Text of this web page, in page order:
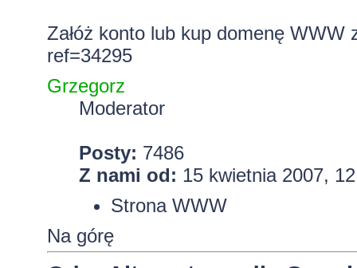
Załóż konto lub kup domenę
ref=34295
Grzegorz
Moderator
Posty: 7486
Z nami od: 15 kwietnia 2007,
Strona WWW
Na górę